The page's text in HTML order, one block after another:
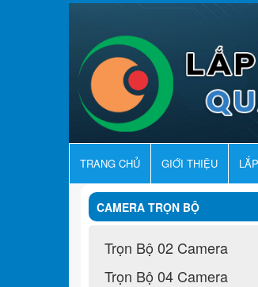
TRANG CHỦ GIỚI THIỆU
CAMERA TRỌN BỘ
Trọn Bộ 02 Camera
Trọn Bộ 04 Camera